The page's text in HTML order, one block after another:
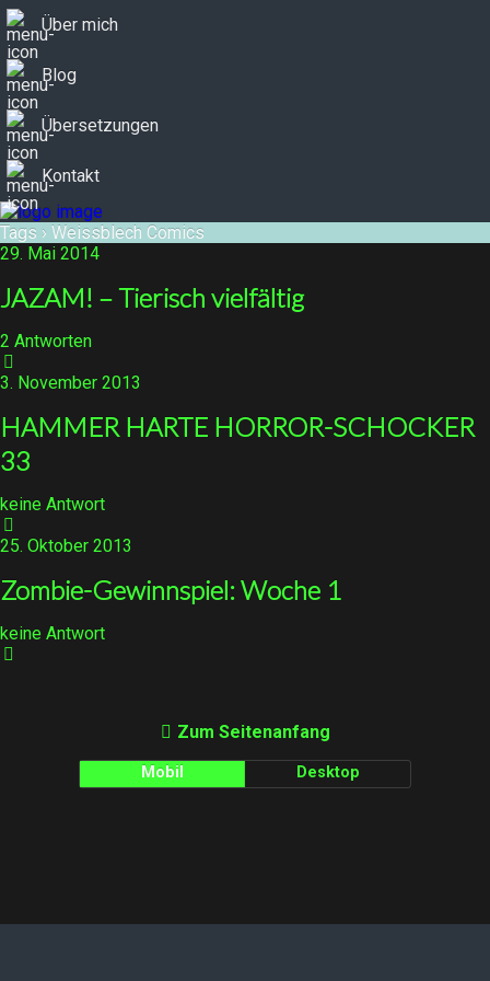
Über mich
Blog
Übersetzungen
Kontakt
Tags › Weissblech Comics
29. Mai 2014
JAZAM! – Tierisch vielfältig
2 Antworten
3. November 2013
HAMMER HARTE HORROR-SCHOCKER
33
keine Antwort
25. Oktober 2013
Zombie-Gewinnspiel: Woche 1
keine Antwort
Zum Seitenanfang
Mobil Desktop